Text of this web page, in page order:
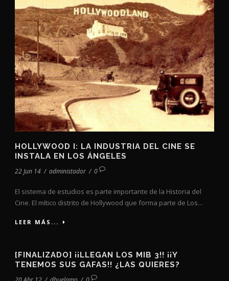
HOLLYWOOD I: LA INDUSTRIA DEL CINE SE
INSTALA EN LOS ÁNGELES
22 Jun 14 / administador / 0
El sistema de estudios es parte importante de la Historia del
Cine. El mítico distrito de Hollywood que forma parte de Los...
LEER MÁS...
[FINALIZADO] ¡¡LLEGAN LOS MIB 3!! ¡¡Y
TENEMOS SUS GAFAS!! ¿LAS QUIERES?